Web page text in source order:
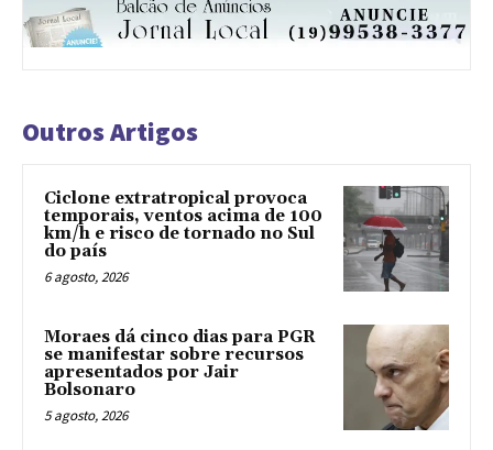
Outros Artigos
Ciclone extratropical provoca
temporais, ventos acima de 100
km/h e risco de tornado no Sul
do país
6 agosto, 2026
Moraes dá cinco dias para PGR
se manifestar sobre recursos
apresentados por Jair
Bolsonaro
5 agosto, 2026